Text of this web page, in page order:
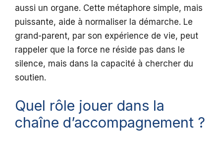
aussi un organe. Cette métaphore simple, mais
puissante, aide à normaliser la démarche. Le
grand-parent, par son expérience de vie, peut
rappeler que la force ne réside pas dans le
silence, mais dans la capacité à chercher du
soutien.
Quel rôle jouer dans la
chaîne d’accompagnement ?